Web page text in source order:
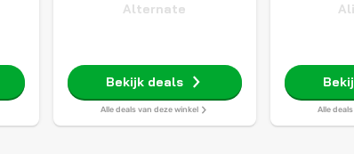
Alternate
Bekijk deals
Alle deals van deze winkel Alle